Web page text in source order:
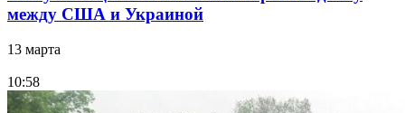
между США и Украиной
13 марта
10:58